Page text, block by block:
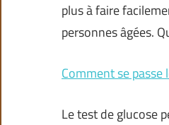
plus à faire
personnes âgées.
Comment se passe
Le test de glucose